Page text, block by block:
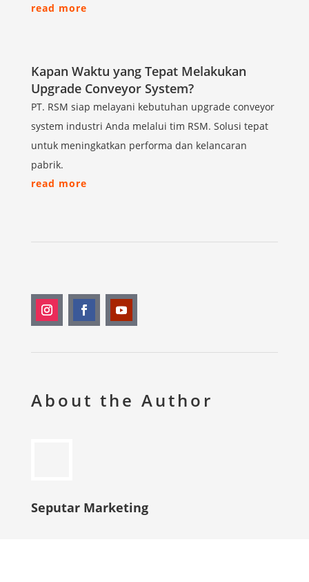
read more
Kapan Waktu yang Tepat Melakukan
Upgrade Conveyor System?
PT. RSM siap melayani kebutuhan upgrade conveyor
system industri Anda melalui tim RSM. Solusi tepat
untuk meningkatkan performa dan kelancaran
pabrik.
read more
About the Author
Seputar Marketing